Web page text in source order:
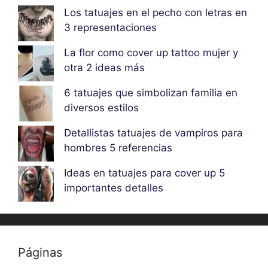
Los tatuajes en el pecho con letras en
3 representaciones
La flor como cover up tattoo mujer y
otra 2 ideas más
6 tatuajes que simbolizan familia en
diversos estilos
Detallistas tatuajes de vampiros para
hombres 5 referencias
Ideas en tatuajes para cover up 5
importantes detalles
Páginas